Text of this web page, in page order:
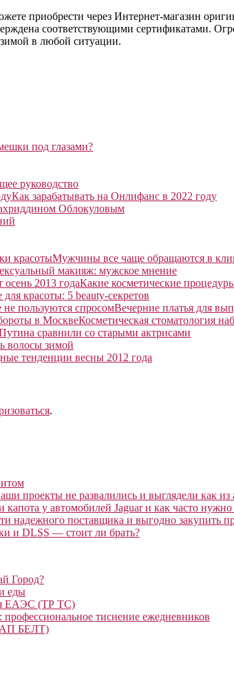
приобрести через Интернет-магазин
соответствующими сертификатами.
в любой ситуации.
под глазами?
руководство
Как зарабатывать на Онлифанс в 2022 году
Облокуловым
Мужчины все чаще обращаются в
макияж: мужское мнение
Какие косметические
для красоты: 5 beauty-секретов
Вечерние платья для
Косметическая стоматология
сравнили со старыми актрисами
волосы зимой
тенденции весны 2012 года
.
проекты не развалились и выглядели как из
у автомобилей Jaguar и как часто
надежного поставщика и выгодно закупить
и DLSS — стоит ли брать?
Город?
еды
ЕАЭС (ТР ТС)
тиснение ежедневников
БЕЛТ)